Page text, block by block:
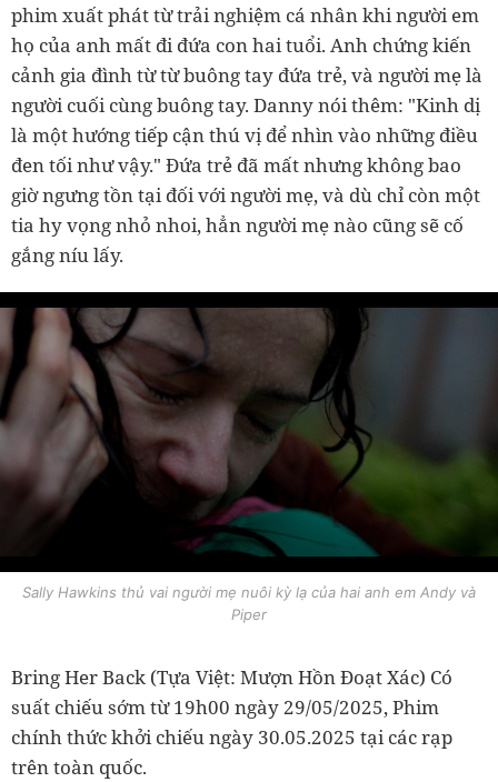
phim xuất phát từ trải nghiệm cá nhân khi người em
họ của anh mất đi đứa con hai tuổi. Anh chứng kiến
cảnh gia đình từ từ buông tay đứa trẻ, và người mẹ là
người cuối cùng buông tay. Danny nói thêm: "Kinh dị
là một hướng tiếp cận thú vị để nhìn vào những điều
đen tối như vậy." Đứa trẻ đã mất nhưng không bao
giờ ngưng tồn tại đối với người mẹ, và dù chỉ còn một
tia hy vọng nhỏ nhoi, hẳn người mẹ nào cũng sẽ cố
gắng níu lấy.
Sally Hawkins thủ vai người mẹ nuôi kỳ lạ của hai anh em Andy và
Piper
Bring Her Back (Tựa Việt: Mượn Hồn Đoạt Xác) Có
suất chiếu sớm từ 19h00 ngày 29/05/2025, Phim
chính thức khởi chiếu ngày 30.05.2025 tại các rạp
trên toàn quốc.